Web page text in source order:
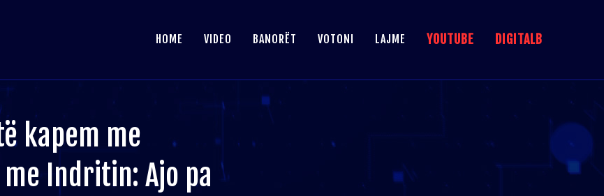
HOME VIDEO BANORËT VOTONI LAJME YOUTUBE DIGITALB
kapem me
Indritin: Ajo pa